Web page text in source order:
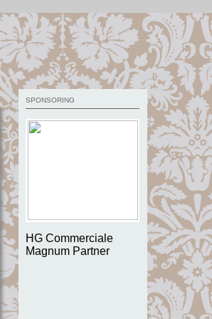
SPONSORING
HG Commerciale
Magnum Partner